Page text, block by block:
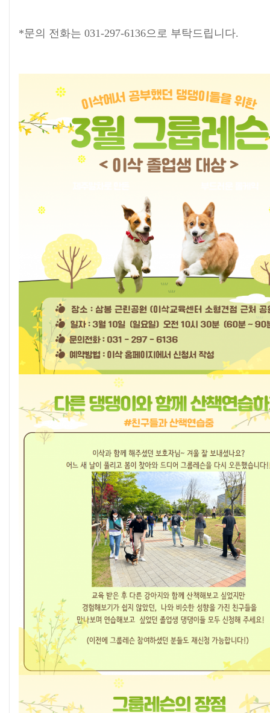
*문의 전화는 031-297-6136으로 부탁드립니다.